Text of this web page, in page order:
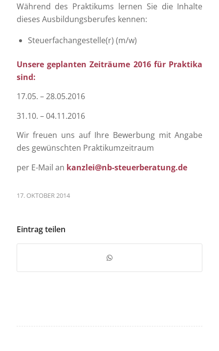
Während des Praktikums lernen Sie die Inhalte
dieses Ausbildungsberufes kennen:
Steuerfachangestelle(r) (m/w)
Unsere geplanten Zeiträume 2016 für Praktika
sind:
17.05. – 28.05.2016
31.10. – 04.11.2016
Wir freuen uns auf Ihre Bewerbung mit Angabe
des gewünschten Praktikumzeitraum
per E-Mail an kanzlei@nb-steuerberatung.de
17. OKTOBER 2014
Eintrag teilen